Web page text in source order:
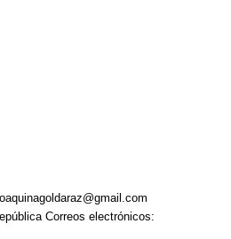
Correos electrónicos: